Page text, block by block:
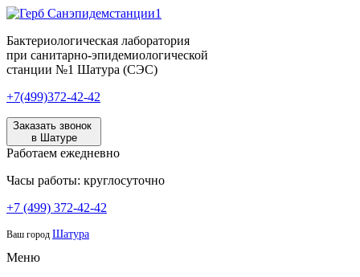
Бактериологическая лаборатория
при санитарно-эпидемиологической
станции №1 Шатура (СЭС)
+7(499)372-42-42
Заказать звонок
в Шатуре
Работаем ежедневно
Часы работы: круглосуточно
+7 (499) 372-42-42
Ваш город Шатура
Меню